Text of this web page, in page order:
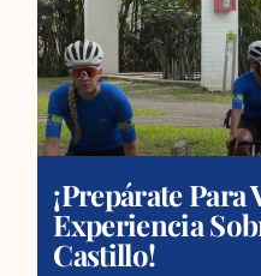
¡Prepárate Para
Experiencia
Castillo!